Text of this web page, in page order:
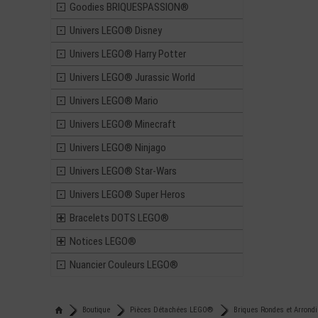
Goodies BRIQUESPASSION®
Univers LEGO® Disney
Univers LEGO® Harry Potter
Univers LEGO® Jurassic World
Univers LEGO® Mario
Univers LEGO® Minecraft
Univers LEGO® Ninjago
Univers LEGO® Star-Wars
Univers LEGO® Super Heros
Bracelets DOTS LEGO®
Notices LEGO®
Nuancier Couleurs LEGO®
Boutique Pièces Détachées LEGO® Briques Rondes et